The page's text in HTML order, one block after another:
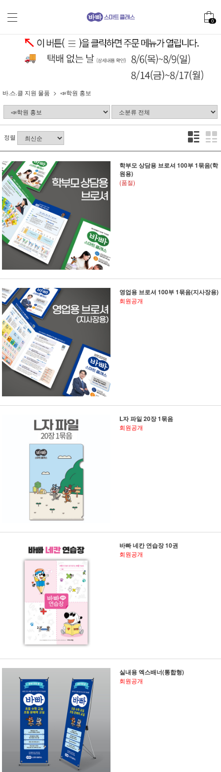
0
바.스.클 지원 물품 📣학원 홍보
정렬
학부모 상담용 브로셔 100부 1묶음(학
원용)
(품절)
영업용 브로셔 100부 1묶음(지사장용)
회원공개
L자 파일 20장 1묶음
회원공개
바빠 네칸 연습장 10권
회원공개
실내용 엑스배너(통합형)
회원공개